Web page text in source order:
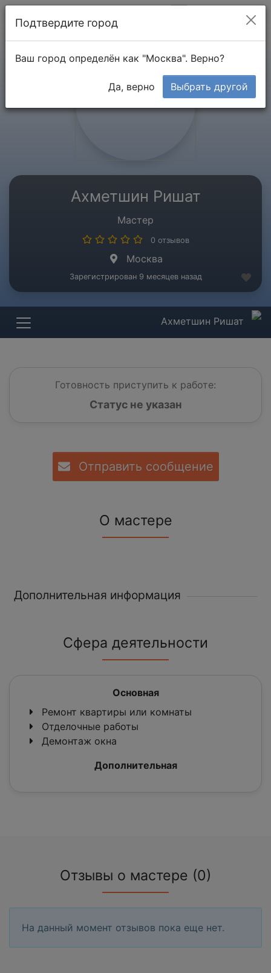
Ахметшин Ришат
Мастер
0 отзывов
Москва
Зарегистрирован 9 месяцев назад
Ахметшин Ришат
Готовность приступить к работе:
Статус не указан
Отправить сообщение
О мастере
Дополнительная информация
Сфера деятельности
Основная
Ремонт квартиры или комнаты
Отделочные работы
Демонтаж окна
Дополнительная
Отзывы о мастере (0)
На данный момент отзывов пока еще нет.
Подтвердите город
Ваш город определён как "Москва". Верно?
Да, верно Выбрать другой